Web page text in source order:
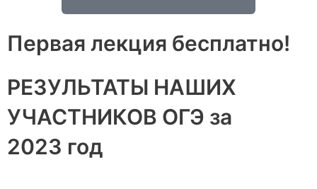
Первая лекция бесплатно!
РЕЗУЛЬТАТЫ НАШИХ
УЧАСТНИКОВ ОГЭ за
2023 год